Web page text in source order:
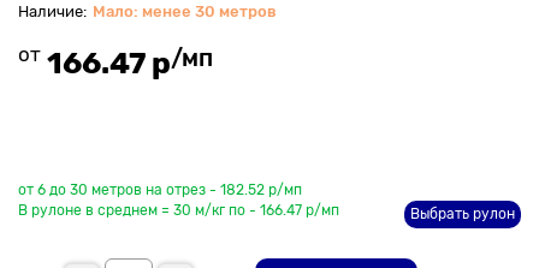
Мало: менее 30 метров
от 166.47 р/мп
от 6 до 30 метров на отрез - 182.52 р/мп
В рулоне в среднем = 30 м/кг по - 166.47 р/мп
Выбрать рулон